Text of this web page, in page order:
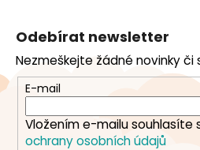
a
t
Odebírat newsletter
Nezmeškejte žádné novinky či
E-mail
Vložením e-mailu souhlasíte
ochrany osobních údajů